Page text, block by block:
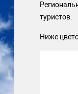
туристов.
Ниже